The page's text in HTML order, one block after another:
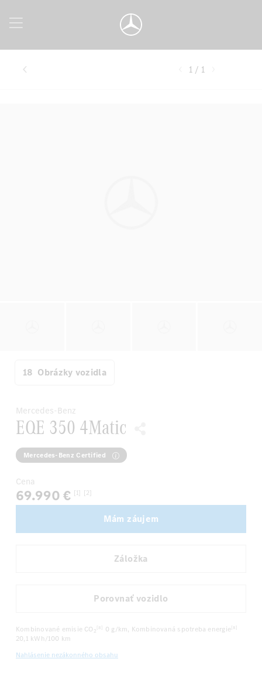
1 / 1
18 Obrázky vozidla
Mercedes-Benz
EQE 350 4Matic
Mercedes-Benz Certified
Cena
69.990 € [1] [2]
Mám záujem
Záložka
Porovnať vozidlo
Kombinované emisie CO 2 [8] 0 g/km, Kombinovaná spotreba energie [8]
20,1 kWh/100 km
Nahlásenie nezákonného obsahu